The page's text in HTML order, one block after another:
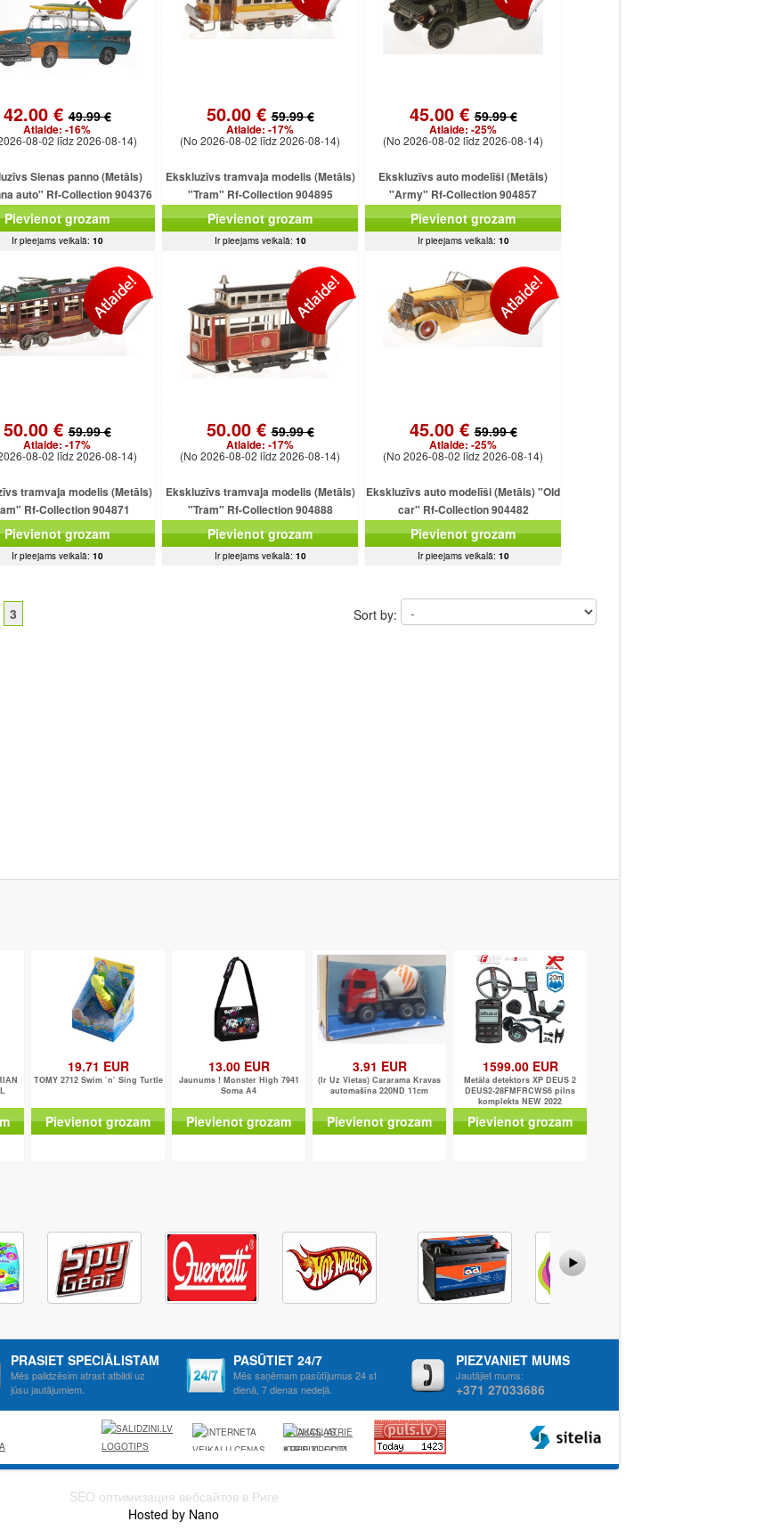
42.00 €49.99 €
Atlaide: -16%
08-02 līdz 2026-08-14)
Sienas panno (Metāls)
auto" Rf-Collection 904376
(80x36x2cm)
Pievienot grozam
Ir pieejams veikalā: 10
50.00 €59.99 €
Atlaide: -17%
(No 2026-08-02 līdz 2026-08-14)
Ekskluzīvs tramvaja modelis (Metāls)
"Tram" Rf-Collection 904895
(33x10x16cm)
Pievienot grozam
Ir pieejams veikalā: 10
45.00 €59.99 €
Atlaide: -25%
(No 2026-08-02 līdz 2026-08-14)
Ekskluzīvs auto modelīši (Metāls)
"Army" Rf-Collection 904857
(32x14x14cm)
Pievienot grozam
Ir pieejams veikalā: 10
50.00 €59.99 €
Atlaide: -17%
08-02 līdz 2026-08-14)
tramvaja modelis (Metāls)
Rf-Collection 904871
(34x9x13cm)
Pievienot grozam
Ir pieejams veikalā: 10
50.00 €59.99 €
Atlaide: -17%
(No 2026-08-02 līdz 2026-08-14)
Ekskluzīvs tramvaja modelis (Metāls)
"Tram" Rf-Collection 904888
(32x11x20cm)
Pievienot grozam
Ir pieejams veikalā: 10
45.00 €59.99 €
Atlaide: -25%
(No 2026-08-02 līdz 2026-08-14)
Ekskluzīvs auto modelīši (Metāls) "Old
car" Rf-Collection 904482
(33x12x12cm)
Pievienot grozam
Ir pieejams veikalā: 10
3 Sort by:
19.71 EUR
TOMY 2712 Swim `n` Sing Turtle
Pievienot grozam
13.00 EUR
Jaunums ! Monster High 7941
Soma A4
Pievienot grozam
3.91 EUR
(Ir Uz Vietas) Cararama Kravas
automašīna 220ND 11cm
Pievienot grozam
1599.00 EUR
Metāla detektors XP DEUS 2
DEUS2-28FMFRCWS6 pilns
komplekts NEW 2022
Pievienot grozam
PRASIET SPECIĀLISTAM
Mēs palidzēsim atrast atbildi uz
jūsu jautājumiem.
PASŪTIET 24/7
Mēs saņēmam pasūtījumus 24 st
dienā, 7 dienas nedeļā.
PIEZVANIET MUMS
Jautājiet mums:
+371 27033686
AKCIJAS, ATRIE
KREDITI, OCTA,
KASKO,
SEO оптимизация вебсайтов в Риге
Hosted by Nano